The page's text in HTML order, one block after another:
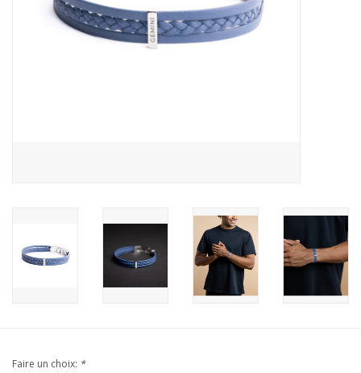
Faire un choix: *